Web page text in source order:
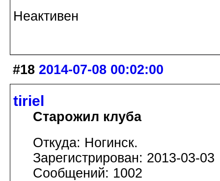
Неактивен
#18 2014-07-08 00:02:00
tiriel
Старожил клуба
Откуда: Ногинск.
Зарегистрирован: 2013-03-03
Сообщений: 1002